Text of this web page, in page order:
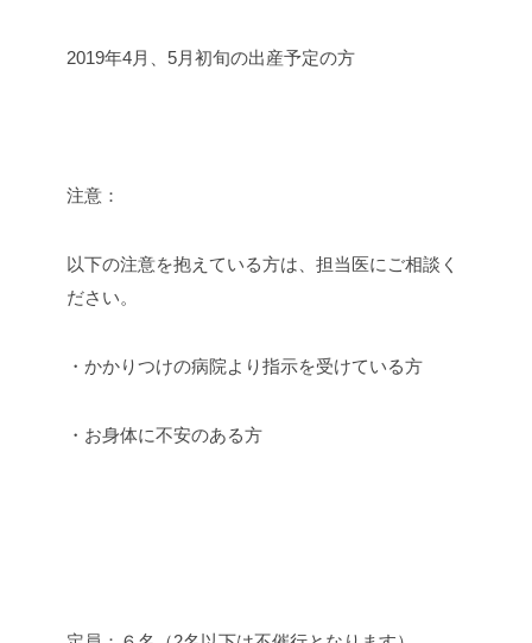
2019年4月、5月初旬の出産予定の方
注意：
以下の注意を抱えている方は、担当医にご相談く
ださい。
・かかりつけの病院より指示を受けている方
・お身体に不安のある方